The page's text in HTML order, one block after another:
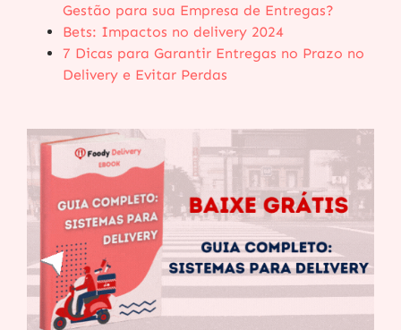
Gestão para sua Empresa de Entregas?
Bets: Impactos no delivery 2024
7 Dicas para Garantir Entregas no Prazo no
Delivery e Evitar Perdas